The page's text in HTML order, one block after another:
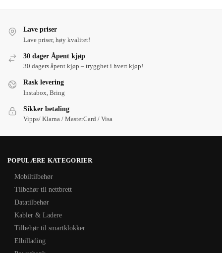
Lave priser
Lave priser, høy kvalitet!
30 dager Åpent kjøp
30 dagers åpent kjøp – trygghet i hvert kjøp!
Rask levering
Instabox, Bring
Sikker betaling
Vipps/ Klarna / MasterCard / Visa
POPULÆRE KATEGORIER
Mobiltilbehør
Tilbehør til nettbrett
Datatilbehør
Kabler & Ladere
Tilbehør til smartklokker
Elbillading